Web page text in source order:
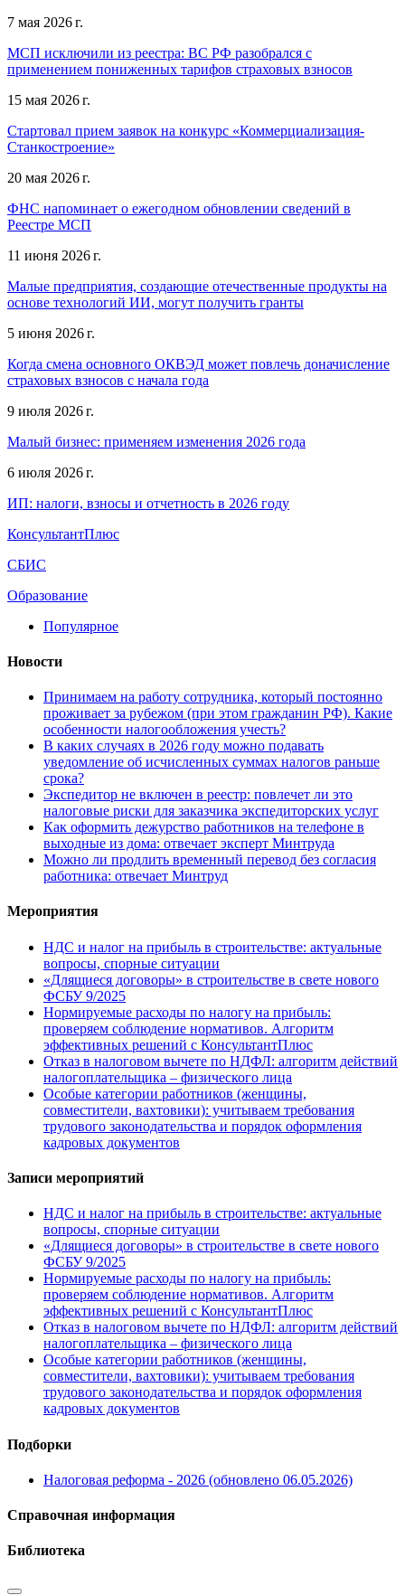
7 мая 2026 г.
МСП исключили из реестра: ВС РФ разобрался с
применением пониженных тарифов страховых взносов
15 мая 2026 г.
Стартовал прием заявок на конкурс «Коммерциализация-
Станкостроение»
20 мая 2026 г.
ФНС напоминает о ежегодном обновлении сведений в
Реестре МСП
11 июня 2026 г.
Малые предприятия, создающие отечественные продукты на
основе технологий ИИ, могут получить гранты
5 июня 2026 г.
Когда смена основного ОКВЭД может повлечь доначисление
страховых взносов с начала года
9 июля 2026 г.
Малый бизнес: применяем изменения 2026 года
6 июля 2026 г.
ИП: налоги, взносы и отчетность в 2026 году
КонсультантПлюс
СБИС
Образование
Популярное
Новости
Принимаем на работу сотрудника, который постоянно
проживает за рубежом (при этом гражданин РФ). Какие
особенности налогообложения учесть?
В каких случаях в 2026 году можно подавать
уведомление об исчисленных суммах налогов раньше
срока?
Экспедитор не включен в реестр: повлечет ли это
налоговые риски для заказчика экспедиторских услуг
Как оформить дежурство работников на телефоне в
выходные из дома: отвечает эксперт Минтруда
Можно ли продлить временный перевод без согласия
работника: отвечает Минтруд
Мероприятия
НДС и налог на прибыль в строительстве: актуальные
вопросы, спорные ситуации
«Длящиеся договоры» в строительстве в свете нового
ФСБУ 9/2025
Нормируемые расходы по налогу на прибыль:
проверяем соблюдение нормативов. Алгоритм
эффективных решений с КонсультантПлюс
Отказ в налоговом вычете по НДФЛ: алгоритм действий
налогоплательщика – физического лица
Особые категории работников (женщины,
совместители, вахтовики): учитываем требования
трудового законодательства и порядок оформления
кадровых документов
Записи мероприятий
НДС и налог на прибыль в строительстве: актуальные
вопросы, спорные ситуации
«Длящиеся договоры» в строительстве в свете нового
ФСБУ 9/2025
Нормируемые расходы по налогу на прибыль:
проверяем соблюдение нормативов. Алгоритм
эффективных решений с КонсультантПлюс
Отказ в налоговом вычете по НДФЛ: алгоритм действий
налогоплательщика – физического лица
Особые категории работников (женщины,
совместители, вахтовики): учитываем требования
трудового законодательства и порядок оформления
кадровых документов
Подборки
Налоговая реформа - 2026 (обновлено 06.05.2026)
Справочная информация
Библиотека